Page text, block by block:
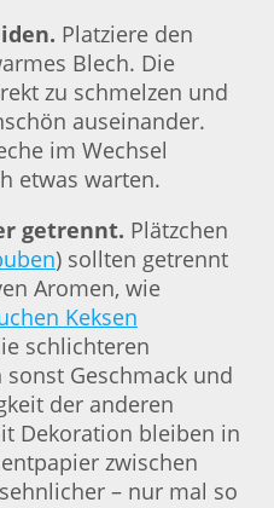
Platziere den
Blech. Die
zu schmelzen und
auseinander.
im Wechsel
etwas warten.
getrennt. Plätzchen
) sollten getrennt
Aromen, wie
Keksen
schlichteren
Geschmack und
der anderen
Dekoration bleiben in
zwischen
– nur mal so